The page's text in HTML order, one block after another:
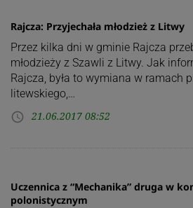
Rajcza: Przyjechała młodzież z Litwy
Przez kilka dni w gminie Rajcza
młodzieży z Szawli z Litwy. Jak
Rajcza, była to wymiana w ramach
litewskiego,…
access_time 21.06.2017 08:52
Uczennica z “Mechanika” druga w
polonistycznym